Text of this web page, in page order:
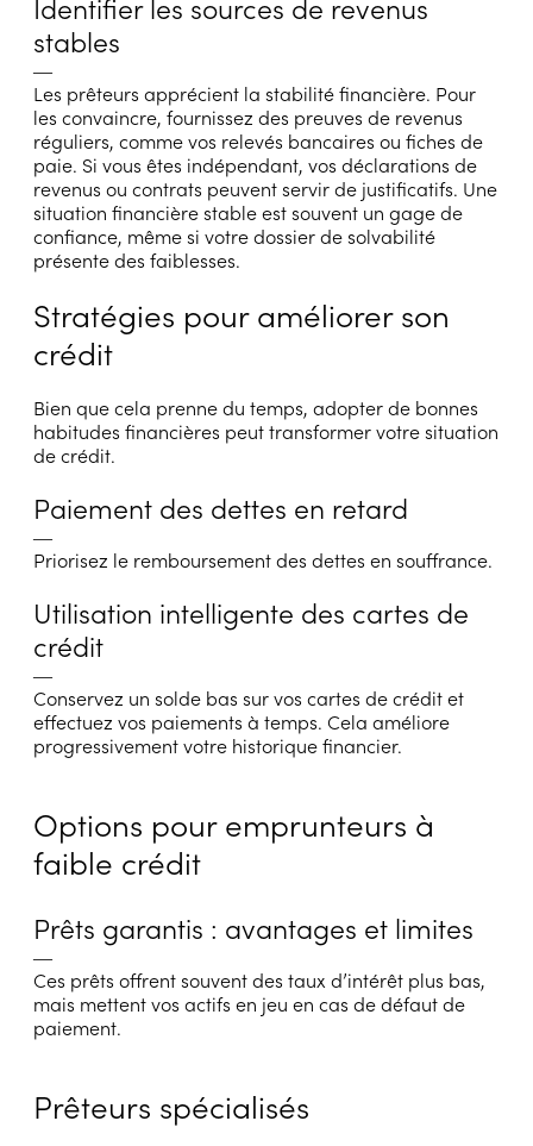
stables
―
Les prêteurs apprécient la stabilité financière. Pour
les convaincre, fournissez des preuves de revenus
réguliers, comme vos relevés bancaires ou fiches de
paie. Si vous êtes indépendant, vos déclarations de
revenus ou contrats peuvent servir de justificatifs. Une
situation financière stable est souvent un gage de
confiance, même si votre dossier de solvabilité
présente des faiblesses.
Stratégies pour améliorer son
crédit
Bien que cela prenne du temps, adopter de bonnes
habitudes financières peut transformer votre situation
de crédit.
Paiement des dettes en retard
―
Priorisez le remboursement des dettes en souffrance.
Utilisation intelligente des cartes de
crédit
―
Conservez un solde bas sur vos cartes de crédit et
effectuez vos paiements à temps. Cela améliore
progressivement votre historique financier.
Options pour emprunteurs à
faible crédit
Prêts garantis : avantages et limites
―
Ces prêts offrent souvent des taux d’intérêt plus bas,
mais mettent vos actifs en jeu en cas de défaut de
paiement.
Prêteurs spécialisés